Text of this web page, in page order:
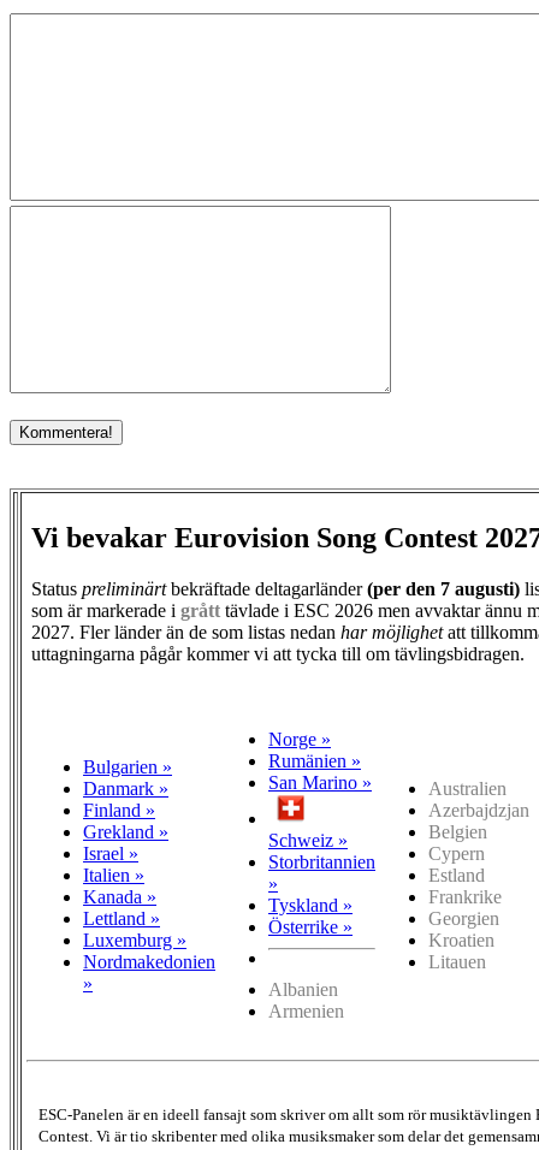
Vi bevakar Eurovision Song Contest
Status preliminärtbekräftade deltagarländer(per den 7 augusti)
som är markerade i grått tävlade i ESC 2026 men avvaktar ännu
2027. Fler länder än de som listas nedan har möjlighetatt
uttagningarna pågår kommer vi att tycka till om tävlingsbidragen.
Bulgarien »
Danmark »
Finland »
Grekland »
Israel »
Italien »
Kanada »
Lettland »
Luxemburg »
Nordmakedonien
»
Norge »
Rumänien »
San Marino »
Schweiz »
Storbritannien
»
Tyskland »
Österrike »
Albanien
Armenien
Australien
Azerbajdzjan
Belgien
Cypern
Estland
Frankrike
Georgien
Kroatien
Litauen
ESC-Panelen är en ideell fansajt som skriver om allt som rör musiktävlingen
Contest. Vi är tio skribenter med olika musiksmaker som delar det